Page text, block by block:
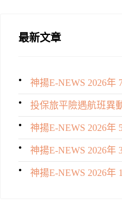
最新文章
神揚E-NEWS 2026年
投保旅平險遇航班異
神揚E-NEWS 2026年
神揚E-NEWS 2026年
神揚E-NEWS 2026年